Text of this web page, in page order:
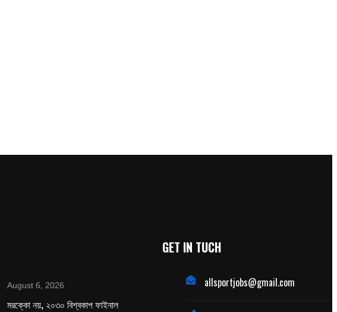
August 6, 2026
মরক্কো নয়, ২০৩০ বিশ্বকাপ ফাইনাল
GET IN TUCH
allsportjobs@gmail.com